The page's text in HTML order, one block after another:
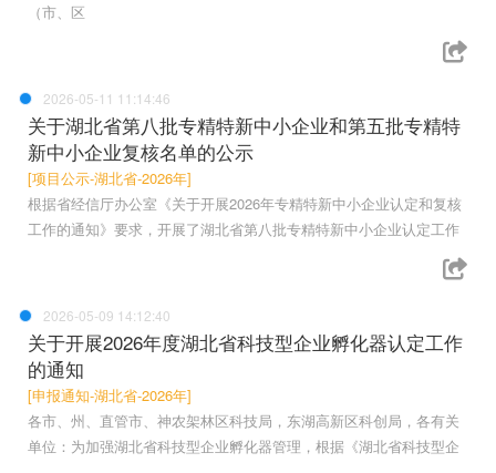
（市、区
2026-05-11 11:14:46
关于湖北省第八批专精特新中小企业和第五批专精特
新中小企业复核名单的公示
[项目公示-湖北省-2026年]
根据省经信厅办公室《关于开展2026年专精特新中小企业认定和复核
工作的通知》要求，开展了湖北省第八批专精特新中小企业认定工作
2026-05-09 14:12:40
关于开展2026年度湖北省科技型企业孵化器认定工作
的通知
[申报通知-湖北省-2026年]
各市、州、直管市、神农架林区科技局，东湖高新区科创局，各有关
单位：为加强湖北省科技型企业孵化器管理，根据《湖北省科技型企